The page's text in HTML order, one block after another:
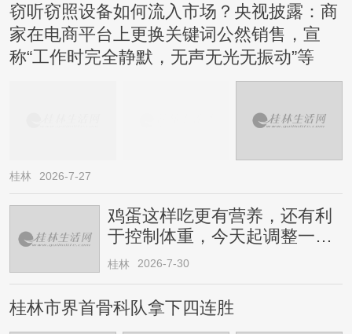
窃听窃照设备如何流入市场？央视披露：商
家在电商平台上更换关键词公然销售，宣
称“工作时完全静默，无声无光无振动”等
桂林 2026-7-27
鸡蛋这样吃更有营养，还有利
于控制体重，今天起调整一下
→
桂林 2026-7-30
桂林市界首骨科队拿下四连胜